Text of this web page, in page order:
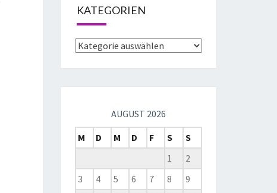
KATEGORIEN
AUGUST 2026
M
D M D F S
S
1
2
3
4 5 6 7 8
9